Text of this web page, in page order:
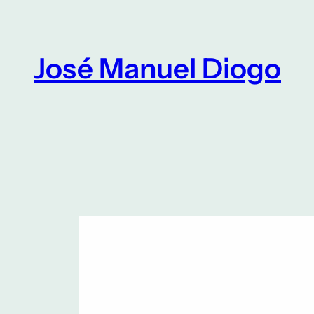
conteúdoJosé Manuel Diogo